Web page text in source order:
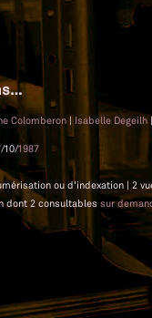
Colomberon | Isabelle Degeilh
10/1987
ou d'indexation | 2
dont 2 consultables sur